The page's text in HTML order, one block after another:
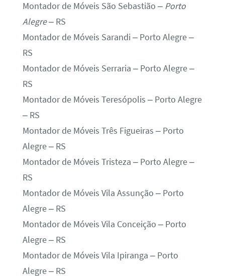
Montador de Móveis São Sebastião – Porto
Alegre– RS
Montador de Móveis Sarandi – Porto Alegre –
RS
Montador de Móveis Serraria – Porto Alegre –
RS
Montador de Móveis Teresópolis – Porto Alegre
– RS
Montador de Móveis Três Figueiras – Porto
Alegre – RS
Montador de Móveis Tristeza – Porto Alegre –
RS
Montador de Móveis Vila Assunção – Porto
Alegre – RS
Montador de Móveis Vila Conceição – Porto
Alegre – RS
Montador de Móveis Vila Ipiranga – Porto
Alegre – RS